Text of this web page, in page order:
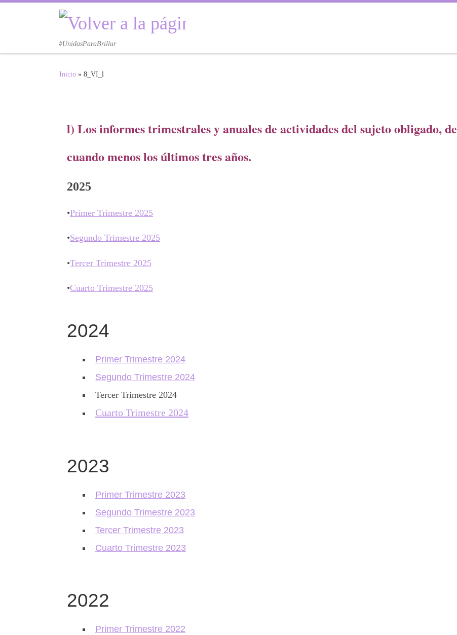
Saltar al contenido
#UnidasParaBrillar
Inicio » 8_VI_l
l) Los informes trimestrales y anuales de actividades del sujeto obligado, de
cuando menos los últimos tres años.
2025
•Primer Trimestre 2025
•Segundo Trimestre 2025
•Tercer Trimestre 2025
•Cuarto Trimestre 2025
2024
Primer Trimestre 2024
Segundo Trimestre 2024
Tercer Trimestre 2024
Cuarto Trimestre 2024
2023
Primer Trimestre 2023
Segundo Trimestre 2023
Tercer Trimestre 2023
Cuarto Trimestre 2023
2022
Primer Trimestre 2022